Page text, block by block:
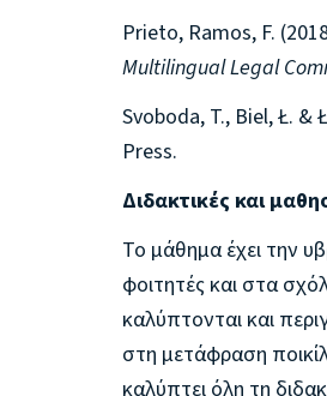
Prieto, Ramos, F.
Multilingual Legal
Svoboda, T., Biel, Ł. &
Press.
Διδακτικές και
To μάθημα έχει την
φοιτητές και στα
καλύπτονται και
στη μετάφραση
καλύπτει όλη τη